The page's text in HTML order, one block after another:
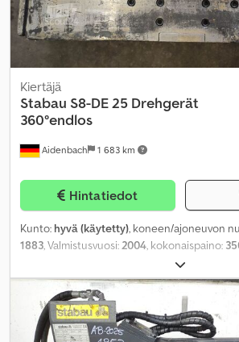
Aidenbach 1 683 km
Kiertäjä
Stabau S8-DE 25 Drehgerät
360°endlos
Hintatiedot
Kunto: hyvä (käytetty), koneen/ajoneuvon
1883, Valmistusvuosi:2004, kokonaispaino:
, tuotteen
työskentelyalue:860 mm,